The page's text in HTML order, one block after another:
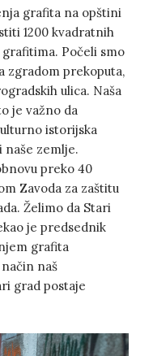
grafita na opštini
1200 kvadratnih
Počeli smo
zgradom prekoputa,
ulica. Naša
je važno da
istorijska
naše zemlje.
preko 40
Zavoda za zaštitu
Želimo da Stari
je predsednik
grafita
naš
grad postaje